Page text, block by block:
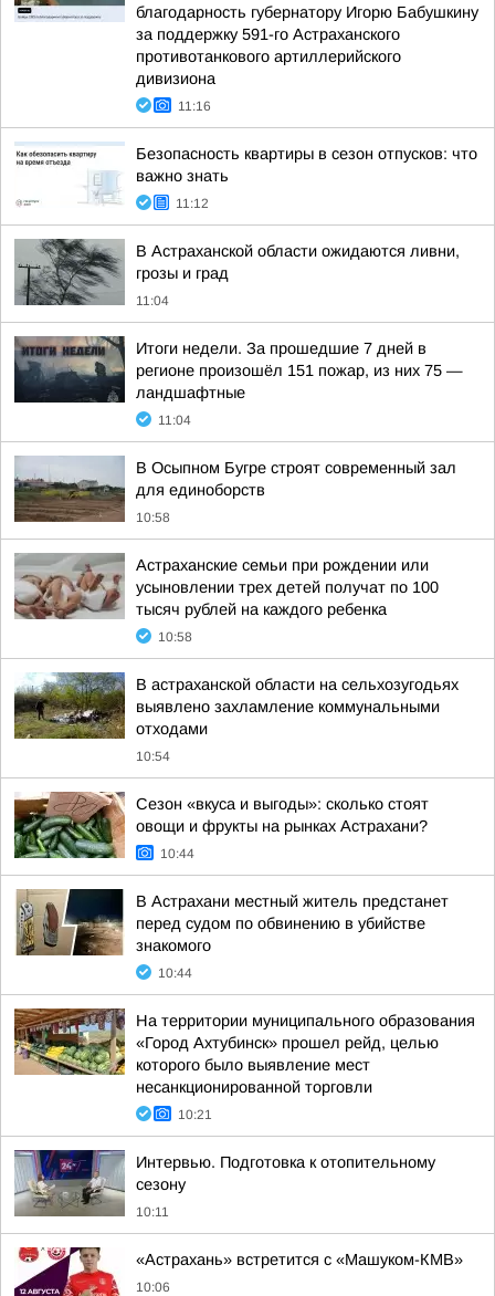
благодарность губернатору Игорю Бабушкину
за поддержку 591-го Астраханского
противотанкового артиллерийского
дивизиона
11:16
Безопасность квартиры в сезон отпусков: что
важно знать
11:12
В Астраханской области ожидаются ливни,
грозы и град
11:04
Итоги недели. За прошедшие 7 дней в
регионе произошёл 151 пожар, из них 75 —
ландшафтные
11:04
В Осыпном Бугре строят современный зал
для единоборств
10:58
Астраханские семьи при рождении или
усыновлении трех детей получат по 100
тысяч рублей на каждого ребенка
10:58
В астраханской области на сельхозугодьях
выявлено захламление коммунальными
отходами
10:54
Сезон «вкуса и выгоды»: сколько стоят
овощи и фрукты на рынках Астрахани?
10:44
В Астрахани местный житель предстанет
перед судом по обвинению в убийстве
знакомого
10:44
На территории муниципального образования
«Город Ахтубинск» прошел рейд, целью
которого было выявление мест
несанкционированной торговли
10:21
Интервью. Подготовка к отопительному
сезону
10:11
«Астрахань» встретится с «Машуком-КМВ»
10:06